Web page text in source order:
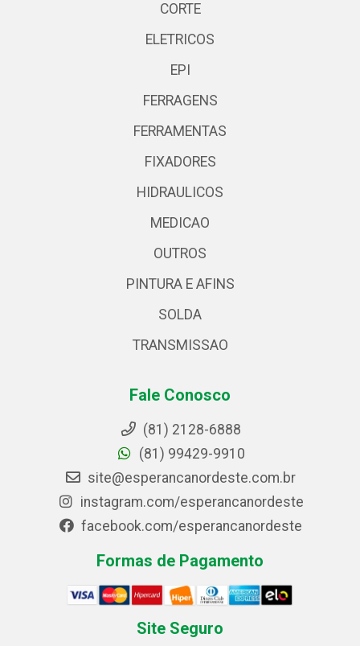
CORTE
ELETRICOS
EPI
FERRAGENS
FERRAMENTAS
FIXADORES
HIDRAULICOS
MEDICAO
OUTROS
PINTURA E AFINS
SOLDA
TRANSMISSAO
Fale Conosco
(81) 2128-6888
(81) 99429-9910
site@esperancanordeste.com.br
instagram.com/esperancanordeste
facebook.com/esperancanordeste
Formas de Pagamento
Site Seguro